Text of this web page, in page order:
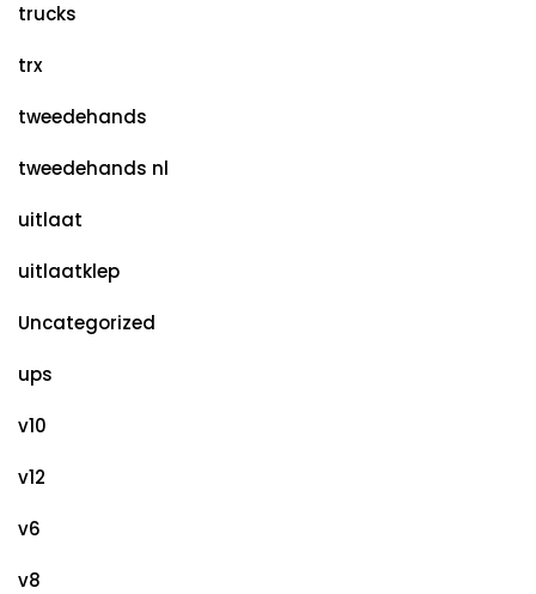
trucks
trx
tweedehands
tweedehands nl
uitlaat
uitlaatklep
Uncategorized
ups
v10
v12
v6
v8